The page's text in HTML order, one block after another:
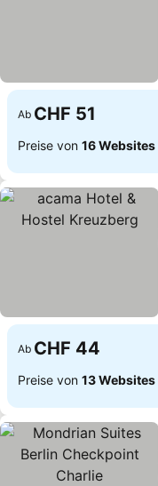
Ab CHF 51
Preise von 16 Websites
Ab CHF 44
Preise von 13 Websites